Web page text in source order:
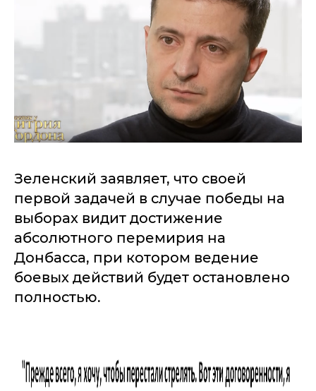
Зеленский заявляет, что своей
первой задачей в случае победы на
выборах видит достижение
абсолютного перемирия на
Донбасса, при котором ведение
боевых действий будет остановлено
полностью.